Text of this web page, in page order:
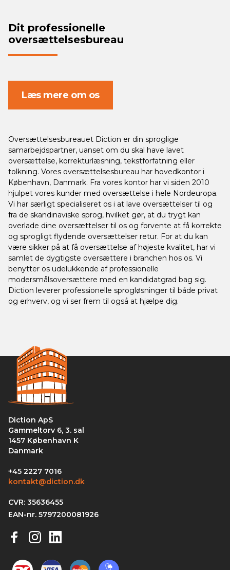
Dit professionelle
oversættelsesbureau
Læs mere om os
Oversættelsesbureauet Diction er din sproglige
samarbejdspartner, uanset om du skal have lavet
oversættelse, korrekturlæsning, tekstforfatning eller
tolkning. Vores oversættelsesbureau har hovedkontor i
København, Danmark. Fra vores kontor har vi siden 2010
hjulpet vores kunder med oversættelse i hele Nordeuropa.
Vi har særligt specialiseret os i at lave oversættelser til og
fra de skandinaviske sprog, hvilket gør, at du trygt kan
overlade dine oversættelser til os og forvente at få korrekte
og sprogligt flydende oversættelser retur. For at du kan
være sikker på at få oversættelse af højeste kvalitet, har vi
samlet de dygtigste oversættere i branchen hos os. Vi
benytter os udelukkende af professionelle
modersmålsoversættere med en kandidatgrad bag sig.
Diction leverer professionelle sprogløsninger til både privat
og erhverv, og vi ser frem til også at hjælpe dig.
Diction ApS
Gammeltorv 6, 3. sal
1457 København K
Danmark
+45 2227 7016
kontakt@diction.dk
CVR: 35636455
EAN-nr. 5797200081926